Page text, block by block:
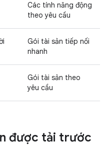
Các tính năng động
theo yêu cầu
Gói tài sản tiếp nối
nhanh
Gói tài sản theo
yêu cầu
được tải trước